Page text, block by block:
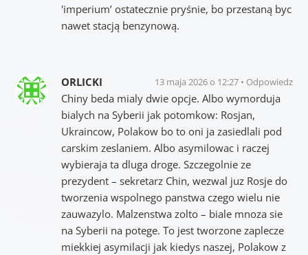
'imperium’ ostatecznie pryśnie, bo przestaną byc
nawet stacją benzynową.
ORLICKI 13 maja 2026 o 12:27 Odpowiedz
Chiny beda mialy dwie opcje. Albo wymorduja
bialych na Syberii jak potomkow: Rosjan,
Ukraincow, Polakow bo to oni ja zasiedlali pod
carskim zeslaniem. Albo asymilowac i raczej
wybieraja ta dluga droge. Szczegolnie ze
prezydent – sekretarz Chin, wezwal juz Rosje do
tworzenia wspolnego panstwa czego wielu nie
zauwazylo. Malzenstwa zolto – biale mnoza sie
na Syberii na potege. To jest tworzone zaplecze
miekkiej asymilacji jak kiedys naszej, Polakow z